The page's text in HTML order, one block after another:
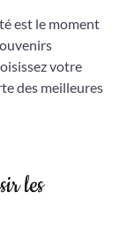
est le moment
votre
des meilleures
les